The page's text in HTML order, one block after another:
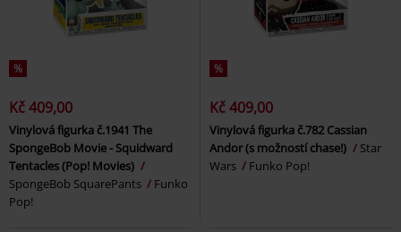
%
Kč 409,00
Vinylová figurka č.1941 The
SpongeBob Movie - Squidward
Tentacles (Pop! Movies)
SpongeBob SquarePants
Funko
Pop!
%
Kč 409,00
Vinylová figurka č.782 Cassian
Andor (s možností chase!)
Star
Wars
Funko Pop!